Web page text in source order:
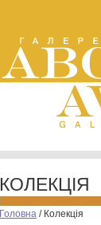
КОЛЕКЦІЯ
Головна / Колекція